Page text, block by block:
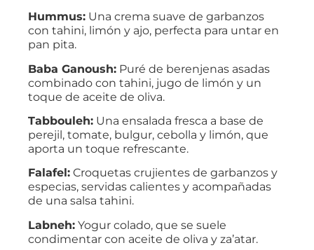
Hummus: Una crema suave de garbanzos
con tahini, limón y ajo, perfecta para untar en
pan pita.
Baba Ganoush: Puré de berenjenas asadas
combinado con tahini, jugo de limón y un
toque de aceite de oliva.
Tabbouleh: Una ensalada fresca a base de
perejil, tomate, bulgur, cebolla y limón, que
aporta un toque refrescante.
Falafel: Croquetas crujientes de garbanzos y
especias, servidas calientes y acompañadas
de una salsa tahini.
Labneh: Yogur colado, que se suele
condimentar con aceite de oliva y za’atar.